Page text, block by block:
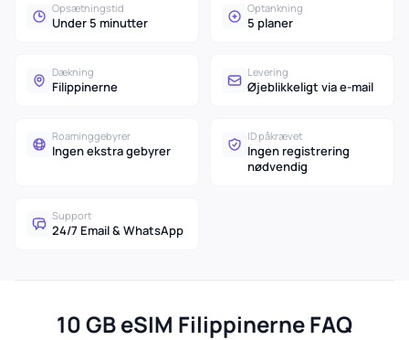
Opsætningstid
Under 5 minutter
Optankning
5 planer
Dækning
Filippinerne
Levering
Øjeblikkeligt via e-mail
Roaminggebyrer
Ingen ekstra gebyrer
ID påkrævet
Ingen registrering
nødvendig
Support
24/7 Email & WhatsApp
10 GB eSIM Filippinerne FAQ